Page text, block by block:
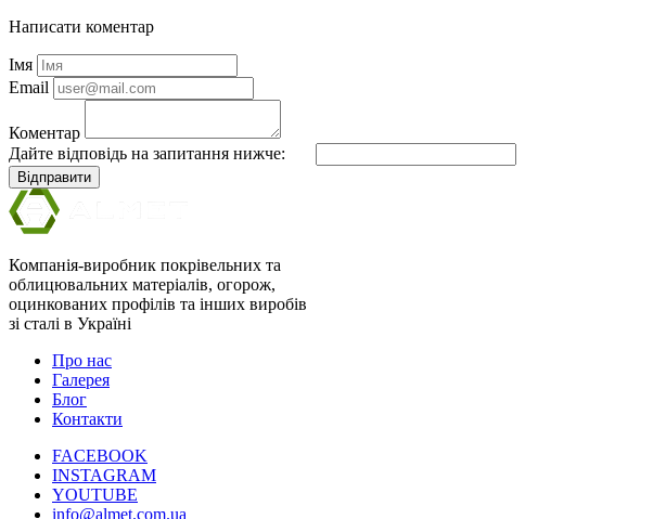
Написати коментар
Імя
Email
Коментар
Дайте відповідь на запитання нижче:
Відправити
Компанія-виробник покрівельних та
облицювальних матеріалів, огорож,
оцинкованих профілів та інших виробів
зі сталі в Україні
Про нас
Галерея
Блог
Контакти
FACEBOOK
INSTAGRAM
YOUTUBE
info@almet.com.ua